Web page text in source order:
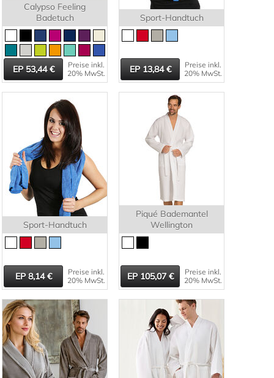
Calypso Feeling
Badetuch
53,44
Preise inkl.
20% MwSt.
Sport-Handtuch
13,84
Preise inkl.
20% MwSt.
Sport-Handtuch
8,14
Preise inkl.
20% MwSt.
Piqué Bademantel
Wellington
105,07
Preise inkl.
20% MwSt.